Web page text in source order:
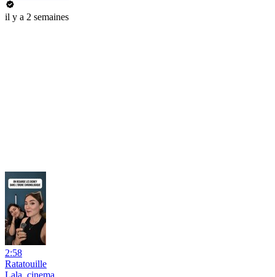
il y a 2 semaines
2:58
Ratatouille